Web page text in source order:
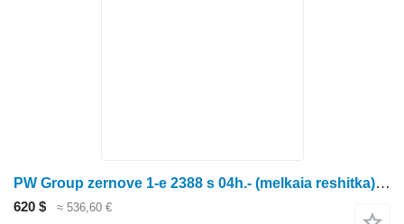
PW Group zernove 1-e 2388 s 04h.- (melkaia reshitka) 418647A1 kombaina siets paredzēts graudu kombaina
620 $ ≈ 536,60 €